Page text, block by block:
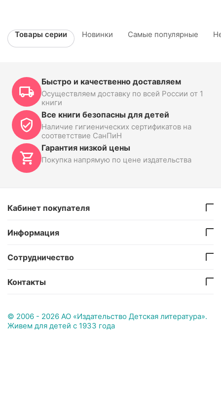
Товары серии Новинки Самые популярные
Быстро и качественно доставляем
Осуществляем доставку по всей России от 1
книги
Все книги безопасны для детей
Наличие гигиенических сертификатов на
соответствие СанПиН
Гарантия низкой цены
Покупка напрямую по цене издательства
Кабинет покупателя
Информация
Сотрудничество
Контакты
© 2006 - 2026 АО «Издательство Детская литература».
Живем для детей с 1933 года